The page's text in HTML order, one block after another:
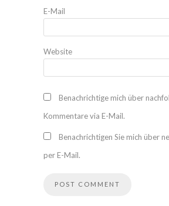
E-Mail
Website
Benachrichtige mich über
Kommentare via E-Mail.
Benachrichtigen Sie mich über
per E-Mail.